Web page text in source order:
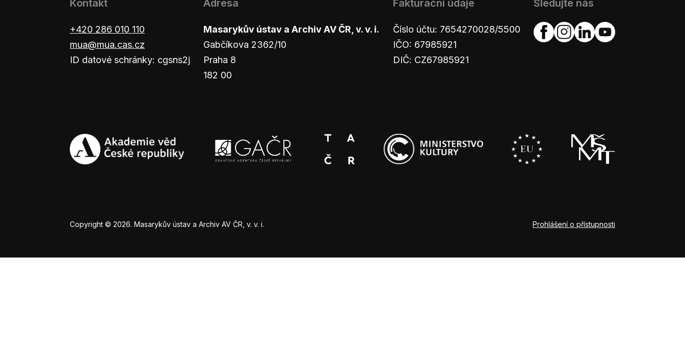
Kontakt
+420 286 010 110
mua@mua.cas.cz
ID datové schránky: cgsns2j
Adresa
Masarykův ústav a Archiv AV ČR, v. v. i.
Gabčíkova 2362/10
Praha 8
182 00
Fakturační údaje
Číslo účtu: 7654270028/5500
IČO: 67985921
DIČ: CZ67985921
Sledujte nás
Copyright © 2026. Masarykův ústav a Archiv AV ČR, v. v. i. Prohlášení o přístupnosti